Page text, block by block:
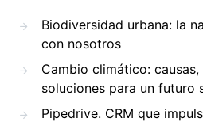
Biodiversidad urbana: la
con nosotros
Cambio climático:
soluciones para un futuro
Pipedrive. CRM que